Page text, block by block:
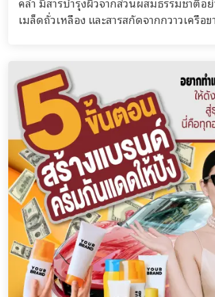
เมล็ดถั่วเหลือง และสารสกัดจากกวาวเครือข